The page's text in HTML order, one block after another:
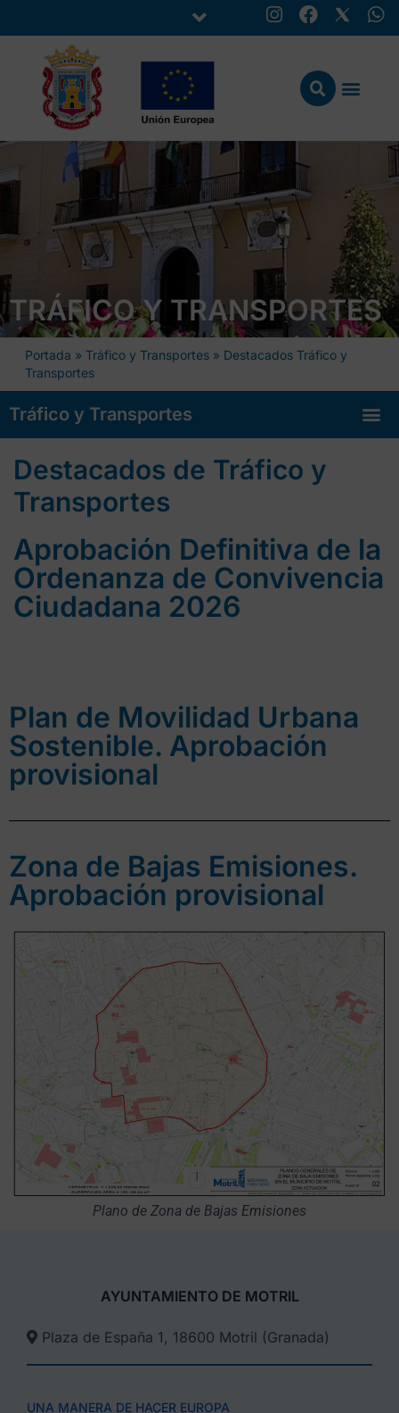
TRÁFICO Y TRANSPORTES
Portada » Tráfico y Transportes » Destacados Tráfico y
Transportes
Tráfico y Transportes
Destacados de Tráfico y
Transportes
Aprobación Definitiva de la
Ordenanza de Convivencia
Ciudadana 2026
Plan de Movilidad Urbana
Sostenible. Aprobación
provisional
Zona de Bajas Emisiones.
Aprobación provisional
Plano de Zona de Bajas Emisiones
AYUNTAMIENTO DE MOTRIL
Plaza de España 1, 18600 Motril (Granada)​
UNA MANERA DE HACER EUROPA